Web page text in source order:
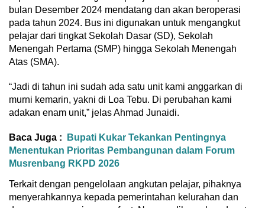
bulan Desember 2024 mendatang dan akan beroperasi
pada tahun 2024. Bus ini digunakan untuk mengangkut
pelajar dari tingkat Sekolah Dasar (SD), Sekolah
Menengah Pertama (SMP) hingga Sekolah Menengah
Atas (SMA).
“Jadi di tahun ini sudah ada satu unit kami anggarkan di
murni kemarin, yakni di Loa Tebu. Di perubahan kami
adakan enam unit,” jelas Ahmad Junaidi.
Baca Juga :
Bupati Kukar Tekankan Pentingnya
Menentukan Prioritas Pembangunan dalam Forum
Musrenbang RKPD 2026
Terkait dengan pengelolaan angkutan pelajar, pihaknya
menyerahkannya kepada pemerintahan kelurahan dan